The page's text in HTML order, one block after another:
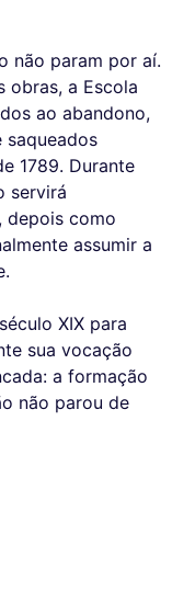
não param por aí.
obras, a Escola
ao abandono,
1789. Durante
servirá
depois como
assumir a
XIX para
sua vocação
a formação
não parou de